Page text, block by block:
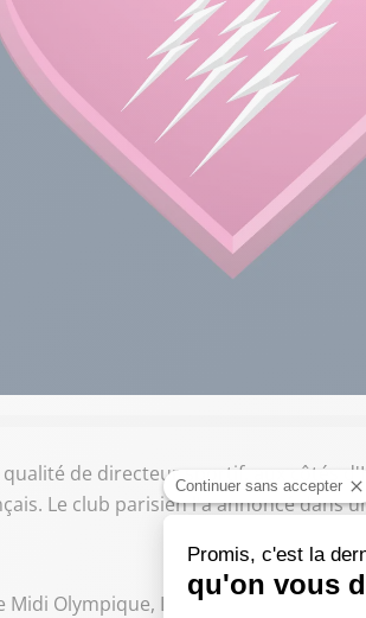
de directeur sportif, aux côtés
Le club parisien l'a annoncé dans
Midi Olympique, Landreau souhaitait